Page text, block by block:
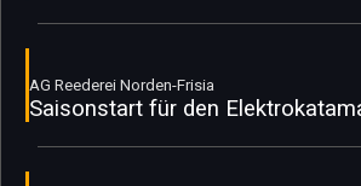
AG Reederei Norden-Frisia
Saisonstart für den